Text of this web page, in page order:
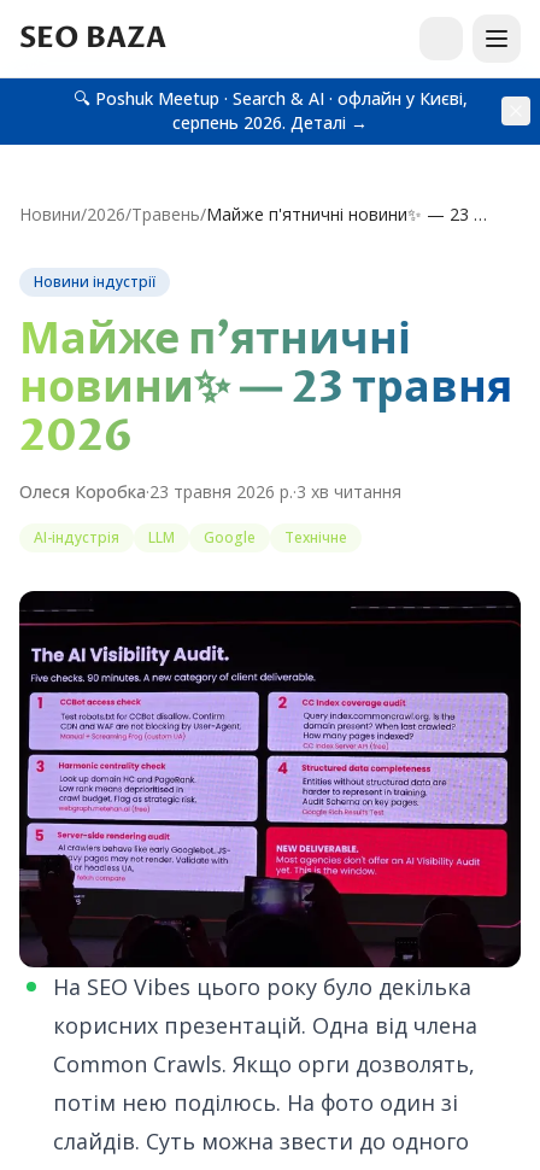
SEO BAZA
🔍 Poshuk Meetup · Search & AI · офлайн у Києві,
серпень 2026. Деталі →
Новини/2026/Травень/ Майже п'ятничні новини✨ — 23 травня 2026
Новини індустрії
Майже п'ятничні
новини✨ — 23 травня
2026
Олеся Коробка·23 травня 2026 р.·3 хв читання
AI-індустрія LLM Google Технічне
На SEO Vibes цього року було декілька
корисних презентацій. Одна від члена
Common Crawls. Якщо орги дозволять,
потім нею поділюсь. На фото один зі
слайдів. Суть можна звести до одного